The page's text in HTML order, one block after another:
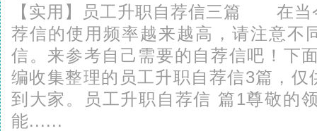
【实用】员工升职自荐信三篇 在当
荐信的使用频率越来越高，请注意不
信。来参考自己需要的自荐信吧！下
编收集整理的员工升职自荐信3篇，仅
到大家。员工升职自荐信 篇1尊敬
能......